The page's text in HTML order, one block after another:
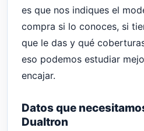
es que nos indiques el
compra si lo conoces, si
que le das y qué
eso podemos estudiar
encajar.
Datos que
Dualtron